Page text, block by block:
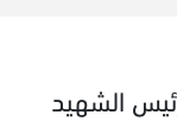
الشهيد